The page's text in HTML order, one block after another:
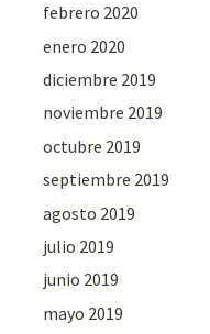
febrero 2020
enero 2020
diciembre 2019
noviembre 2019
octubre 2019
septiembre 2019
agosto 2019
julio 2019
junio 2019
mayo 2019